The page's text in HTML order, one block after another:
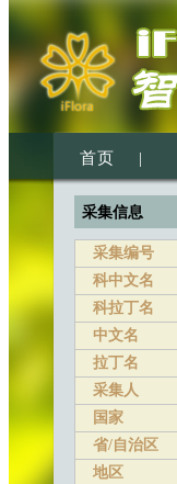
首页 |
采集信息
采集编号
科中文名
科拉丁名
中文名
拉丁名
采集人
国家
省/自治区
地区